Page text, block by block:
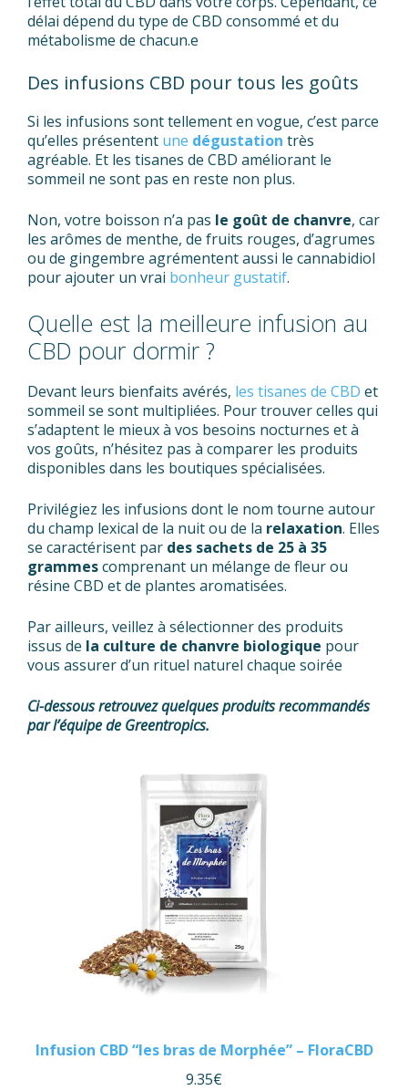
délai dépend du type de CBD consommé et du
métabolisme de chacun.e
Des infusions CBD pour tous les goûts
Si les infusions sont tellement en vogue, c’est parce
qu’elles présentent une dégustation très
agréable. Et les tisanes de CBD améliorant le
sommeil ne sont pas en reste non plus.
Non, votre boisson n’a pas le goût de chanvre, car
les arômes de menthe, de fruits rouges, d’agrumes
ou de gingembre agrémentent aussi le cannabidiol
pour ajouter un vrai bonheur gustatif.
Quelle est la meilleure infusion au
CBD pour dormir ?
Devant leurs bienfaits avérés, les tisanes de CBD et
sommeil se sont multipliées. Pour trouver celles qui
s’adaptent le mieux à vos besoins nocturnes et à
vos goûts, n’hésitez pas à comparer les produits
disponibles dans les boutiques spécialisées.
Privilégiez les infusions dont le nom tourne autour
du champ lexical de la nuit ou de la relaxation. Elles
se caractérisent par des sachets de 25 à 35
grammescomprenant un mélange de fleur ou
résine CBD et de plantes aromatisées.
Par ailleurs, veillez à sélectionner des produits
issus de la culture de chanvre biologique pour
vous assurer d’un rituel naturel chaque soirée
Ci-dessous retrouvez quelques produits recommandés
par l’équipe de Greentropics.
Infusion CBD “les bras de Morphée” – FloraCBD
9.35€